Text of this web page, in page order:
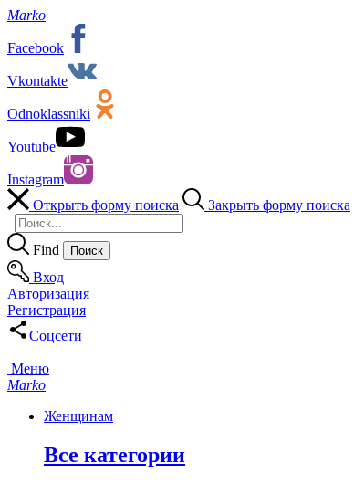
Marko
Facebook
Vkontakte
Odnoklassniki
Youtube
Instagram
Открыть форму поиска
Закрыть форму поиска
Find
Вход
Авторизация
Регистрация
Соцсети
Меню
Marko
Женщинам
Все категории